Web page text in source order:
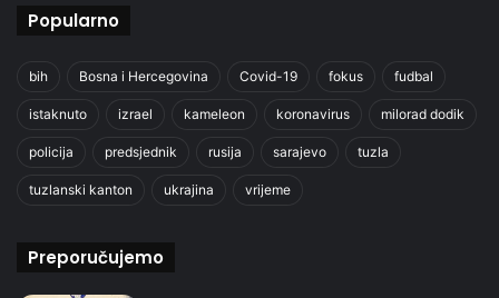
Popularno
bih Bosna i Hercegovina Covid-19 fokus fudbal
istaknuto izrael kameleon koronavirus milorad dodik
policija predsjednik rusija sarajevo tuzla
tuzlanski kanton ukrajina vrijeme
Preporučujemo